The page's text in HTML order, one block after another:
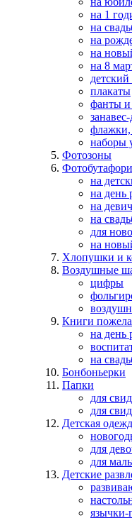
на 1
на
на
на
на 8
плакаты
фанты
флажки,
наборы
Фотозоны
на
на день
на
на
для
на
Хлопушки и
Воздушные
цифры
Книги
на день
на
Бонбоньерки
Папки
для
для
Детская
для
для
Детские
язычки-